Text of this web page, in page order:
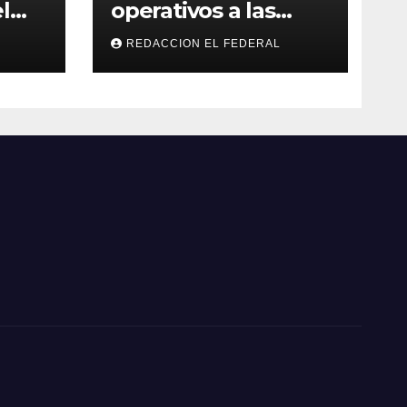
operativos a las
“rodadas” y
retienen a varias
motocicletas
REDACCION EL FEDERAL